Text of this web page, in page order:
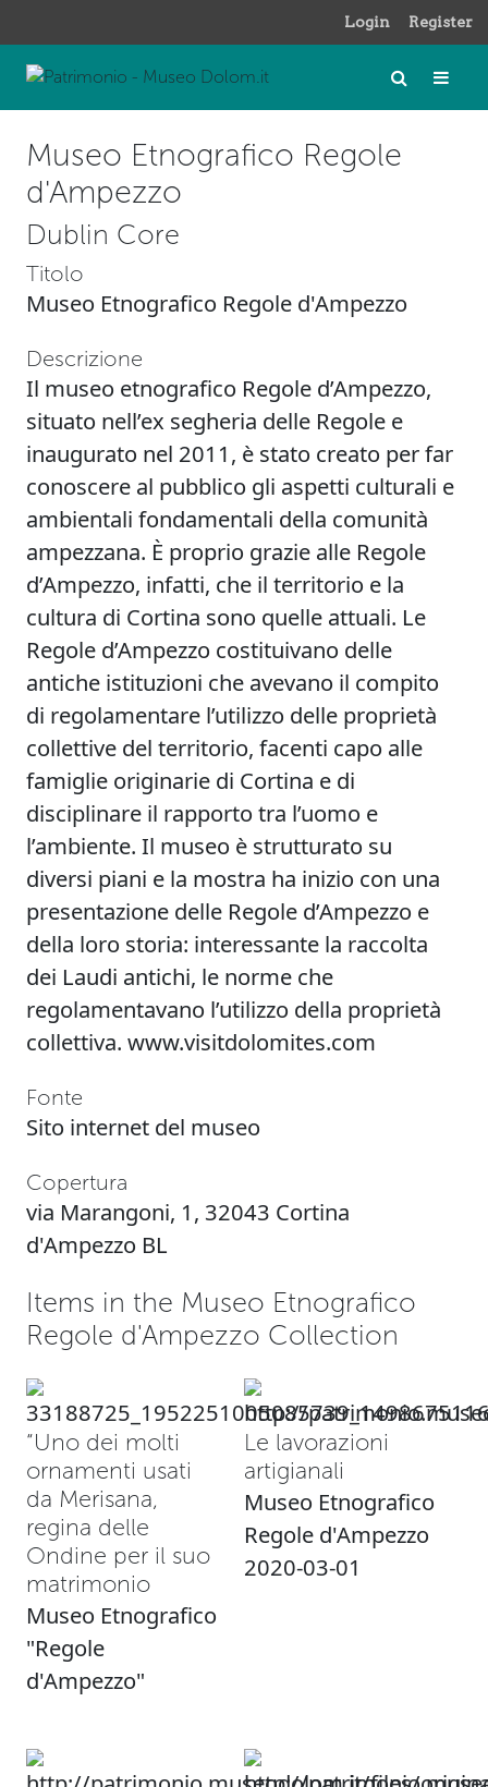
Login Register
Museo Etnografico Regole
d'Ampezzo
Dublin Core
Titolo
Museo Etnografico Regole d'Ampezzo
Descrizione
Il museo etnografico Regole d’Ampezzo,
situato nell’ex segheria delle Regole e
inaugurato nel 2011, è stato creato per far
conoscere al pubblico gli aspetti culturali e
ambientali fondamentali della comunità
ampezzana. È proprio grazie alle Regole
d’Ampezzo, infatti, che il territorio e la
cultura di Cortina sono quelle attuali. Le
Regole d’Ampezzo costituivano delle
antiche istituzioni che avevano il compito
di regolamentare l’utilizzo delle proprietà
collettive del territorio, facenti capo alle
famiglie originarie di Cortina e di
disciplinare il rapporto tra l’uomo e
l’ambiente. Il museo è strutturato su
diversi piani e la mostra ha inizio con una
presentazione delle Regole d’Ampezzo e
della loro storia: interessante la raccolta
dei Laudi antichi, le norme che
regolamentavano l’utilizzo della proprietà
collettiva. www.visitdolomites.com
Fonte
Sito internet del museo
Copertura
via Marangoni, 1, 32043 Cortina
d'Ampezzo BL
Items in the Museo Etnografico
Regole d'Ampezzo Collection
“Uno dei molti
ornamenti usati
da Merisana,
regina delle
Ondine per il suo
matrimonio
Museo Etnografico
"Regole
d'Ampezzo"
Le lavorazioni
artigianali
Museo Etnografico
Regole d'Ampezzo
2020-03-01